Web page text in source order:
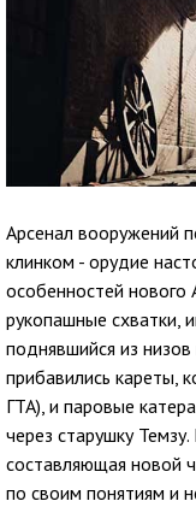
Арсенал вооружений
клинком - орудие
особенностей нового
рукопашные схватки,
поднявшийся из
прибавились кареты,
ГТА), и паровые
через старушку
составляющая новой
по своим понятиям и